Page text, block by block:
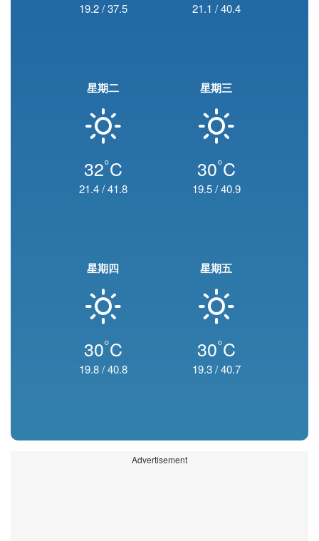
19.2/37.5 21.1 /40.4
星期二
32°C
21.4/41.8
星期三
30°C
19.5/40.9
星期四
30°C
19.8/40.8
星期五
30°C
19.3/40.7
Advertisement